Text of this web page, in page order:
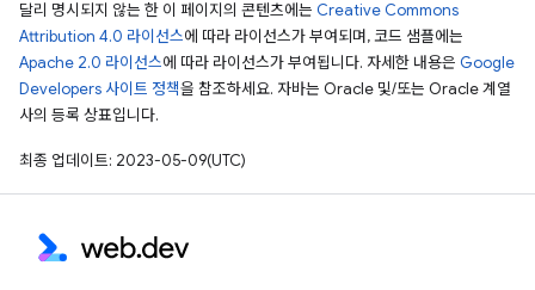
달리 명시되지 않는 한 이 페이지의 콘텐츠에는 Creative Commons
Attribution 4.0 라이선스에 따라 라이선스가 부여되며, 코드 샘플에는
Apache 2.0 라이선스에 따라 라이선스가 부여됩니다. 자세한 내용은 Google
Developers 사이트 정책을 참조하세요. 자바는 Oracle 및/또는 Oracle 계열
사의 등록 상표입니다.
최종 업데이트: 2023-05-09(UTC)